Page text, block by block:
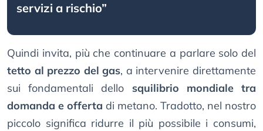
servizi a rischio”
Quindi invita, più che continuare a parlare solo del
tetto al prezzo del gas, a intervenire direttamente
sui fondamentali dello squilibrio mondiale tra
domanda e offerta di metano. Tradotto, nel nostro
piccolo significa ridurre il più possibile i consumi,